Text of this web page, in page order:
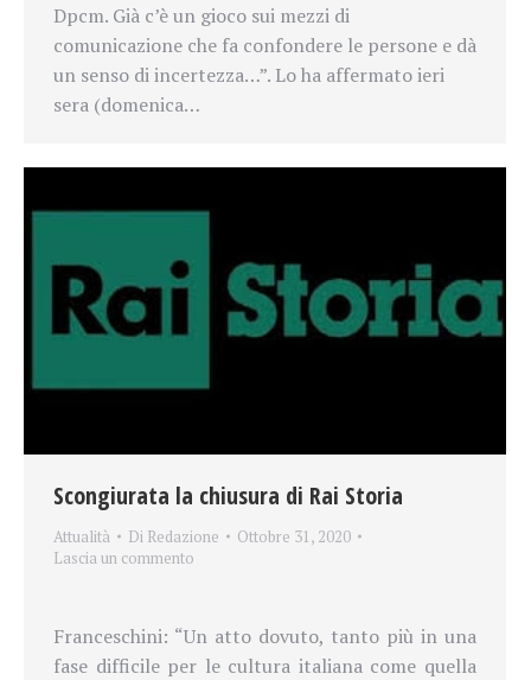
Dpcm. Già c’è un gioco sui mezzi di
comunicazione che fa confondere le persone e dà
un senso di incertezza…”. Lo ha affermato ieri
sera (domenica…
Scongiurata la chiusura di Rai Storia
Attualità Di Redazione
Ottobre 31, 2020
Lascia un commento
Franceschini: “Un atto dovuto, tanto più in una
fase difficile per le cultura italiana come quella